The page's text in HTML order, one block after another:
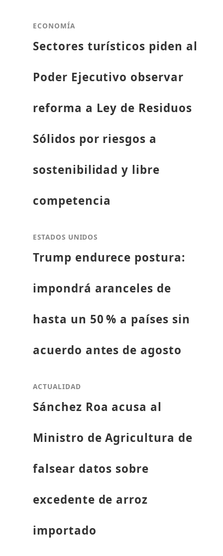
ECONOMÍA
Sectores turísticos piden al
Poder Ejecutivo observar
reforma a Ley de Residuos
Sólidos por riesgos a
sostenibilidad y libre
competencia
ESTADOS UNIDOS
Trump endurece postura:
impondrá aranceles de
hasta un 50 % a países sin
acuerdo antes de agosto
ACTUALIDAD
Sánchez Roa acusa al
Ministro de Agricultura de
falsear datos sobre
excedente de arroz
importado